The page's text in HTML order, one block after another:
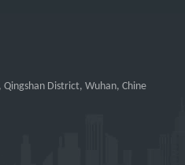
Qingshan District, Wuhan, Chine